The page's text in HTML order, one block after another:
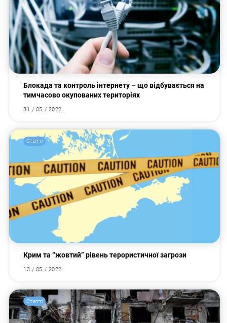
Блокада та контроль інтернету – що відбувається на
тимчасово окупованих територіях
31 / 05 / 2022
Статті
Крим та “жовтий” рівень терористичної загрози
13 / 05 / 2022
Статті